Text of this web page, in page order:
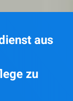
aus
zu